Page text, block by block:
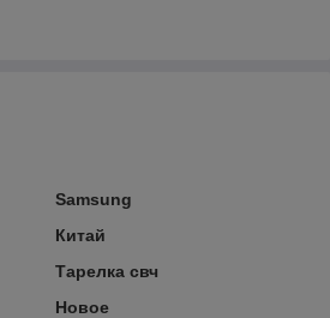
Samsung
Китай
Тарелка свч
Новое